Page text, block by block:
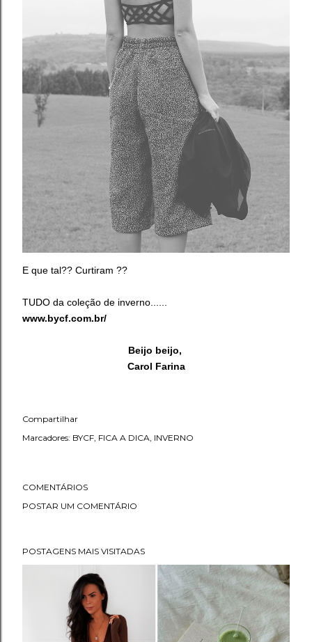
E que tal?? Curtiram ??
TUDO da coleção de inverno......
www.bycf.com.br/
Beijo beijo,
Carol Farina
Compartilhar
Marcadores: BYCF FICA A DICA INVERNO
COMENTÁRIOS
POSTAR UM COMENTÁRIO
POSTAGENS MAIS VISITADAS